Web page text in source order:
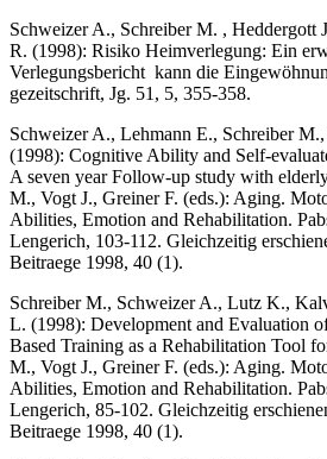
Schweizer A., Schreiber M. , Heddergott
R. (1998): Risiko Heimverlegung: Ein
Verlegungsbericht kann die
gezeitschrift, Jg. 51, 5, 355-358.
Schweizer A., Lehmann E., Schreiber
(1998): Cognitive Ability and Self-
A seven year Follow-up study with
M., Vogt J., Greiner F. (eds.): Aging.
Abilities, Emotion and Rehabilitation.
Lengerich, 103-112. Gleichzeitig
Beitraege 1998, 40 (1).
Schreiber M., Schweizer A., Lutz K.,
L. (1998): Devel­opment and Evaluation
Based Training as a Rehabilitation Tool
M., Vogt J., Greiner F. (eds.): Aging.
Abilities, Emotion and Rehabilitation.
Lengerich, 85-102. Gleichzeitig
Beitraege 1998, 40 (1).